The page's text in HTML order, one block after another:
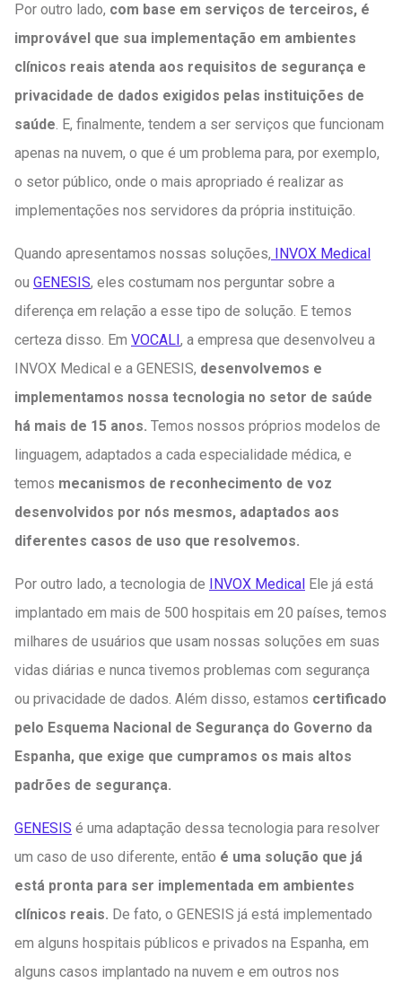
Por outro lado, com base em serviços de terceiros, é
improvável que sua implementação em ambientes
clínicos reais atenda aos requisitos de segurança e
privacidade de dados exigidos pelas instituições de
saúde. E, finalmente, tendem a ser serviços que funcionam
apenas na nuvem, o que é um problema para, por exemplo,
o setor público, onde o mais apropriado é realizar as
implementações nos servidores da própria instituição.
Quando apresentamos nossas soluções, INVOX Medical
ou GENESIS, eles costumam nos perguntar sobre a
diferença em relação a esse tipo de solução. E temos
certeza disso. Em VOCALI, a empresa que desenvolveu a
INVOX Medical e a GENESIS, desenvolvemos e
implementamos nossa tecnologia no setor de saúde
há mais de 15 anos. Temos nossos próprios modelos de
linguagem, adaptados a cada especialidade médica, e
temos mecanismos de reconhecimento de voz
desenvolvidos por nós mesmos, adaptados aos
diferentes casos de uso que resolvemos.
Por outro lado, a tecnologia de INVOX Medical Ele já está
implantado em mais de 500 hospitais em 20 países, temos
milhares de usuários que usam nossas soluções em suas
vidas diárias e nunca tivemos problemas com segurança
ou privacidade de dados. Além disso, estamos certificado
pelo Esquema Nacional de Segurança do Governo da
Espanha, que exige que cumpramos os mais altos
padrões de segurança.
GENESIS é uma adaptação dessa tecnologia para resolver
um caso de uso diferente, então é uma solução que já
está pronta para ser implementada em ambientes
clínicos reais. De fato, o GENESIS já está implementado
em alguns hospitais públicos e privados na Espanha, em
alguns casos implantado na nuvem e em outros nos